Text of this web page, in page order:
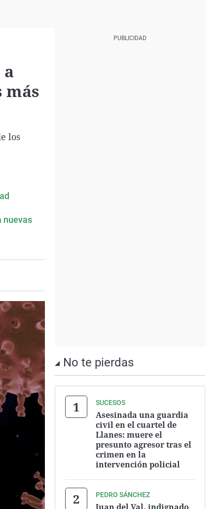
a
más
los
nuevas
No te pierdas
SUCESOS
Asesinada una guardia
civil en el cuartel de
Llanes: muere el
presunto agresor tras el
crimen en la
intervención policial
PEDRO SÁNCHEZ